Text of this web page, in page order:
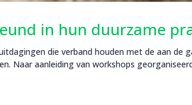
in hun duurzame
die verband houden met de aan de
Naar aanleiding van workshops